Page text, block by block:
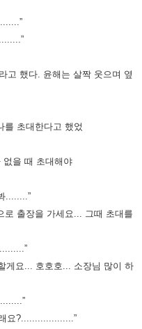
고 했다. 윤해는 살짝 웃으며 옆
를 초대한다고 했었
없을 때 초대해야
........”
로 출장을 가세요... 그때 초대를
게요... 호호호... 소장님 많이 하
요?...................”